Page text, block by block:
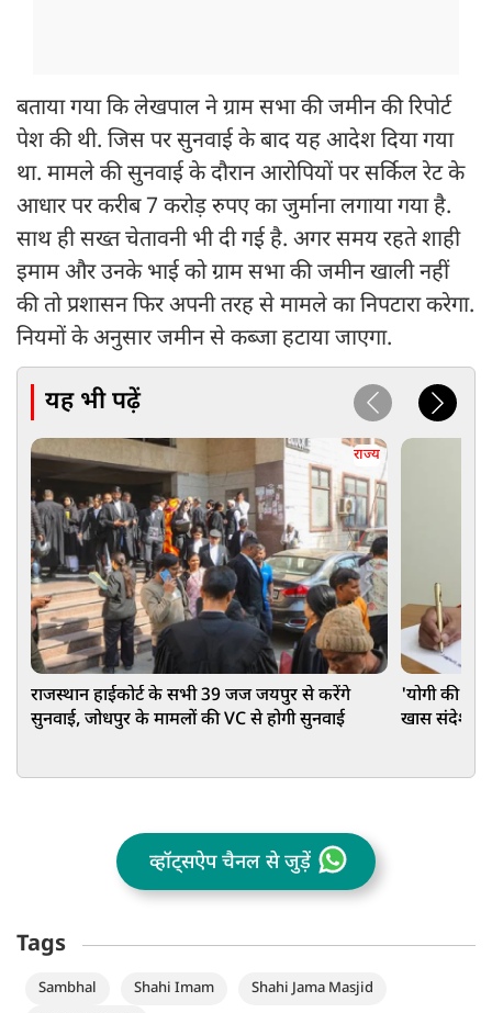
बताया गया कि लेखपाल ने ग्राम सभा की जमीन की रिपोर्ट
पेश की थी. जिस पर सुनवाई के बाद यह आदेश दिया गया
था. मामले की सुनवाई के दौरान आरोपियों पर सर्किल रेट के
आधार पर करीब 7 करोड़ रुपए का जुर्माना लगाया गया है.
साथ ही सख्त चेतावनी भी दी गई है. अगर समय रहते शाही
इमाम और उनके भाई को ग्राम सभा की जमीन खाली नहीं
की तो प्रशासन फिर अपनी तरह से मामले का निपटारा करेगा.
नियमों के अनुसार जमीन से कब्जा हटाया जाएगा.
यह भी पढ़ें
राज्य
राजस्थान हाईकोर्ट के सभी 39 जज जयपुर से करेंगे
सुनवाई, जोधपुर के मामलों की VC से होगी सुनवाई
'योगी की
खास संदेश,
व्हॉट्सऐप चैनल से जुड़ें
Tags
Sambhal Shahi Imam
Shahi Jama Masjid